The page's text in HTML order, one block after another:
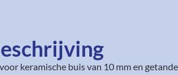
keramische buis van 10 mm en getande